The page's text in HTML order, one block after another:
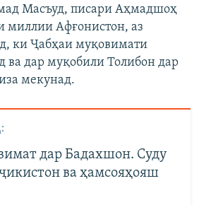
Масъуд, писари Аҳмадшоҳ
миллии Афғонистон, аз
ки Ҷабҳаи муқовимати
ва дар муқобили Толибон дар
мекунад.
дар Бадахшон. Суду
ва ҳамсояҳояш